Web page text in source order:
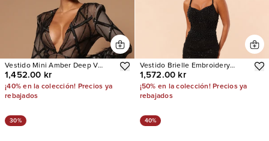
Vestido Mini Amber Deep V
Embellished Feather Trim
1,452.00 kr
¡40% en la colección! Precios ya
rebajados
Vestido Brielle Embroidery
Corset
1,572.00 kr
¡50% en la colección! Precios ya
rebajados
30% 40%